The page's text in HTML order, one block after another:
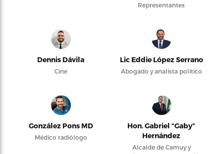
Representantes
Dennis Dávila
Cine
Lic Eddie López Serrano
Abogado y analista político
González Pons MD
Médico radiólogo
Hon. Gabriel “Gaby”
Hernández
Alcalde de Camuy y